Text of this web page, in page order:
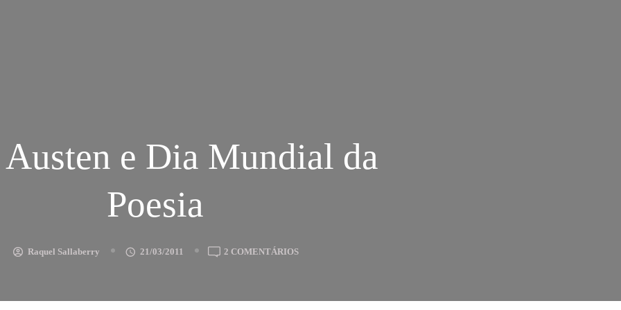
Austen e Dia Mundial da
Poesia
Raquel Sallaberry 21/03/2011 2 COMENTÁRIOSEM
E